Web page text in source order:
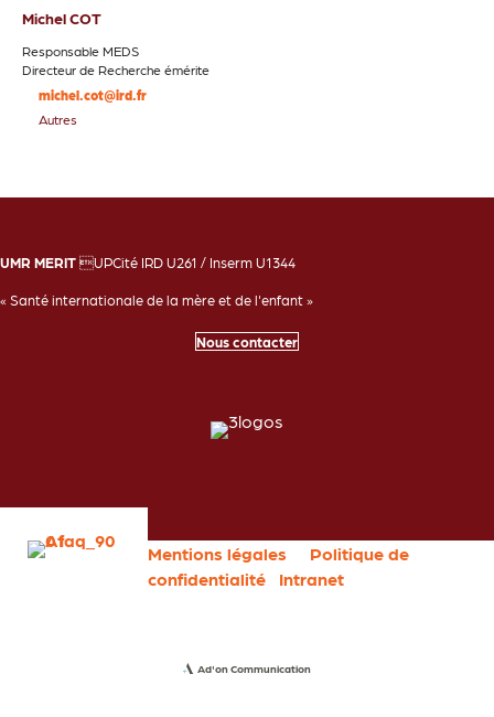
Michel COT
Responsable MEDS
Directeur de Recherche émérite
michel.cot@ird.fr
Autres
UMR MERIT UPCité IRD U261 / Inserm U1344
« Santé internationale de la mère et de l'enfant »
Nous contacter
Mentions légales
Politique de
confidentialité
Intranet
Ad'on Communication